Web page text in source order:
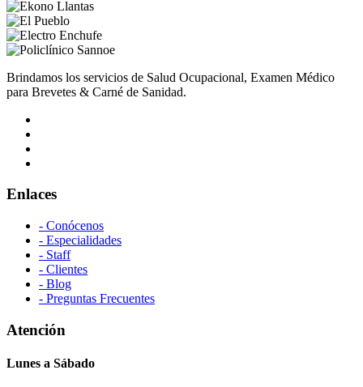
Brindamos los servicios de Salud Ocupacional, Examen Médico
para Brevetes & Carné de Sanidad.
Enlaces
- Conócenos
- Especialidades
- Staff
- Clientes
- Blog
- Preguntas Frecuentes
Atención
Lunes a Sábado